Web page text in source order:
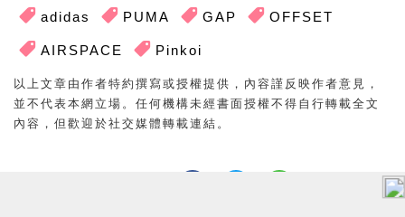
adidas PUMA GAP OFFSET
AIRSPACE Pinkoi
以上文章由作者特約撰寫或授權提供，內容謹反映作者意見，
並不代表本網立場。任何機構未經書面授權不得自行轉載全文
內容，但歡迎於社交媒體轉載連結。